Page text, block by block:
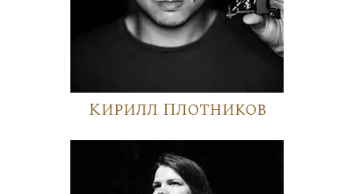
Кирилл Плотников